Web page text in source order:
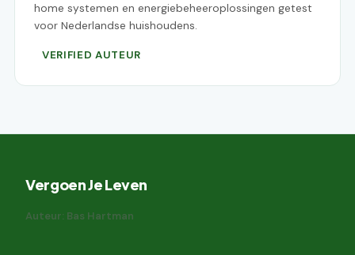
home systemen en energiebeheeroplossingen getest
voor Nederlandse huishoudens.
VERIFIED AUTEUR
Vergoen Je Leven
Auteur: Bas Hartman